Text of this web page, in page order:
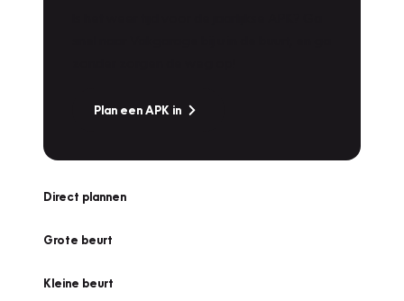
Plan een APK in
Direct plannen
Grote beurt
Kleine beurt